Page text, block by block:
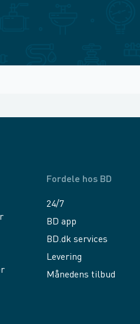
Fordele hos BD
24/7
BD app
BD.dk services
Levering
Månedens tilbud